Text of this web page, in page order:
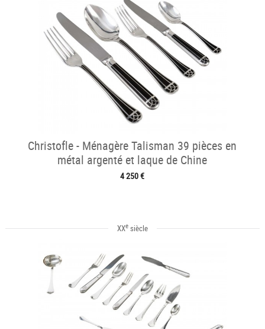
Christofle - Ménagère Talisman 39 pièces en
métal argenté et laque de Chine
4 250 €
XXesiècle